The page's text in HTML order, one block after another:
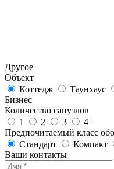
Другое
Объект
Коттедж
Таунхаус
Бизнес
Количество санузлов
1
2 3
4+
Предпочитаемый класс
Стандарт
Компакт
Ваши контакты